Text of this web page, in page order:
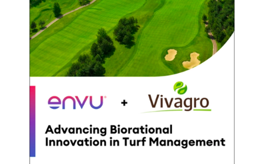
Plan du site
Carrières